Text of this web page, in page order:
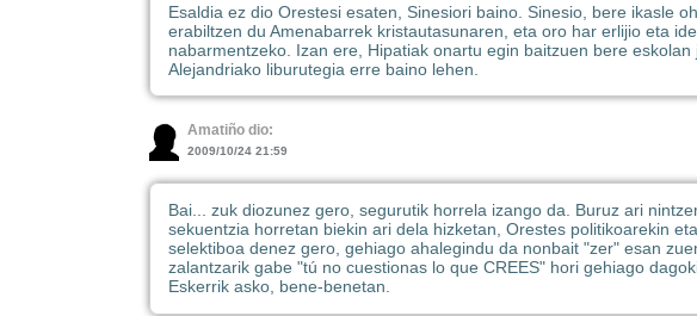
Esaldia ez dio Orestesi esaten, Sinesiori baino. Sinesio, bere ikasle
erabiltzen du Amenabarrek kristautasunaren, eta oro har erlijio eta
nabarmentzeko. Izan ere, Hipatiak onartu egin baitzuen bere
Alejandriako liburutegia erre baino lehen.
Amatiño dio:
2009/10/24 21:59
Bai... zuk diozunez gero, segurutik horrela izango da. Buruz ari
sekuentzia horretan biekin ari dela hizketan, Orestes politikoarekin
selektiboa denez gero, gehiago ahalegindu da nonbait "zer" esan
zalantzarik gabe "tú no cuestionas lo que CREES" hori gehiago
Eskerrik asko, bene-benetan.